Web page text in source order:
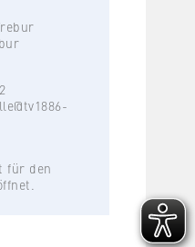
für den